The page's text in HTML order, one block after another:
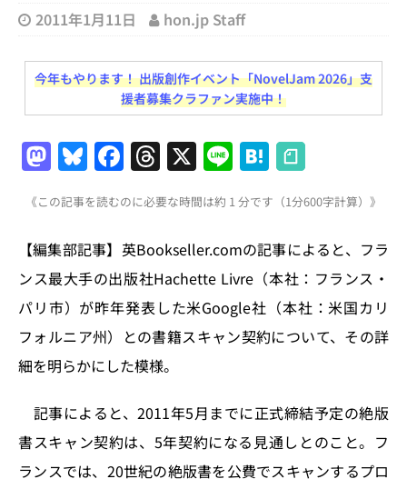
2011年1月11日 hon.jp Staff
今年もやります！ 出版創作イベント「NovelJam 2026」支
援者募集クラファン実施中！
M
a
st
o
d
o
n
Bl
u
e
s
k
y
F
a
c
e
b
o
o
k
T
h
re
a
d
s
X Li
n
e
H
at
e
n
a
《この記事を読むのに必要な時間は約 1 分です（1分600字計算）》
【編集部記事】英Bookseller.comの記事によると、フラ
ンス最大手の出版社Hachette Livre（本社：フランス・
パリ市）が昨年発表した米Google社（本社：米国カリ
フォルニア州）との書籍スキャン契約について、その詳
細を明らかにした模様。
記事によると、2011年5月までに正式締結予定の絶版
書スキャン契約は、5年契約になる見通しとのこと。フ
ランスでは、20世紀の絶版書を公費でスキャンするプロ